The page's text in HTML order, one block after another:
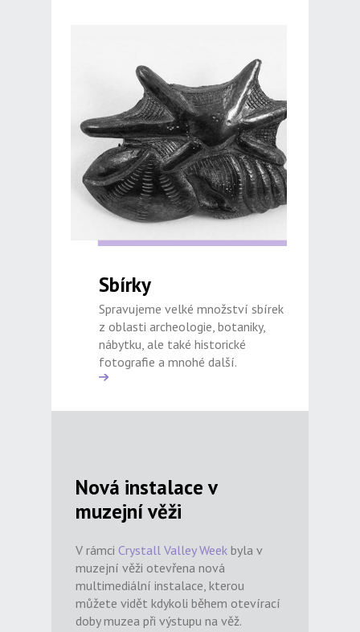
Sbírky
Spravujeme velké množství sbírek
z oblasti archeologie, botaniky,
nábytku, ale také historické
fotografie a mnohé další.
Nová instalace v
muzejní věži
V rámci Crystall Valley Weekbyla v
muzejní věži otevřena nová
multimediální instalace, kterou
můžete vidět kdykoli během otevírací
doby muzea při výstupu na věž.